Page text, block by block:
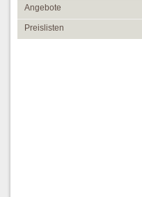
Angebote
Preislisten